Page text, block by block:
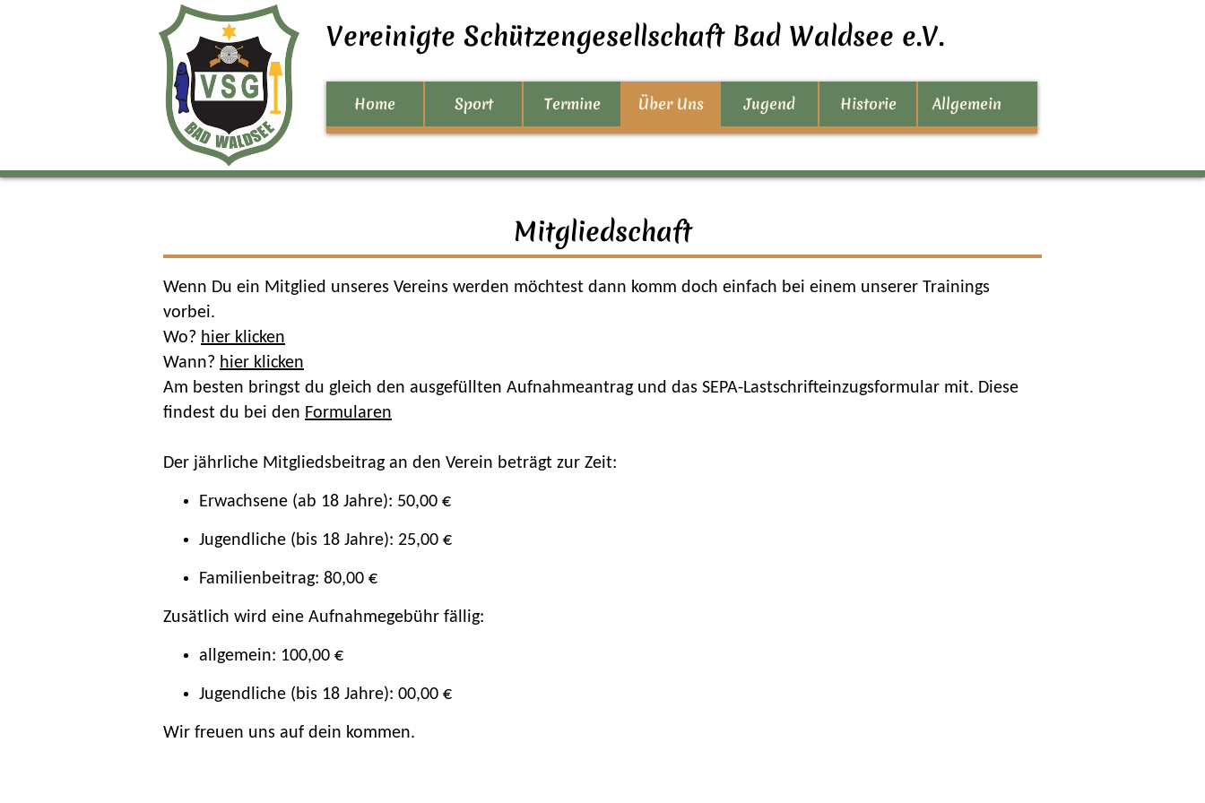
Vereinigte Schützengesellschaft Bad Waldsee e.V.
Home Sport Termine Über Uns Jugend Historie Allgemein
Mitgliedschaft
Wenn Du ein Mitglied unseres Vereins werden möchtest dann komm doch einfach bei einem unserer Trainings
vorbei.
Wo? hier klicken
Wann? hier klicken
Am besten bringst du gleich den ausgefüllten Aufnahmeantrag und das SEPA-Lastschrifteinzugsformular mit. Diese
findest du bei den Formularen
Der jährliche Mitgliedsbeitrag an den Verein beträgt zur Zeit:
Erwachsene (ab 18 Jahre): 50,00 €
Jugendliche (bis 18 Jahre): 25,00 €
Familienbeitrag: 80,00 €
Zusätlich wird eine Aufnahmegebühr fällig:
allgemein: 100,00 €
Jugendliche (bis 18 Jahre): 00,00 €
Wir freuen uns auf dein kommen.